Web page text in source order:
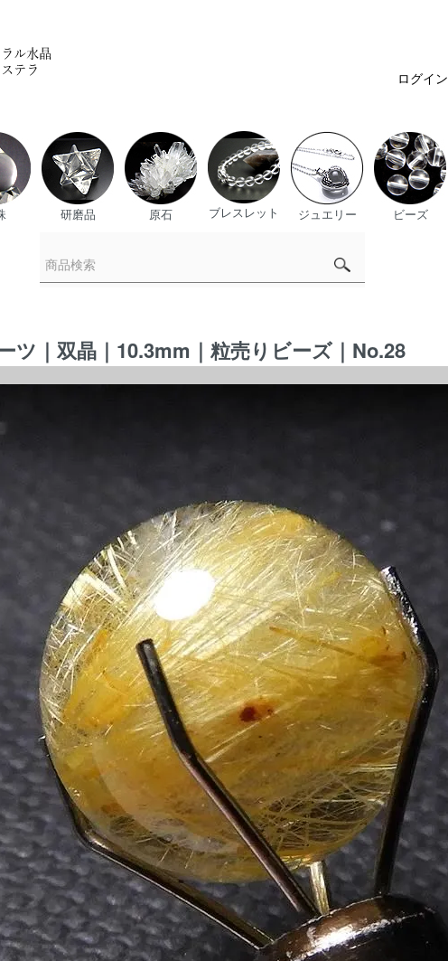
ログイン
研磨品 原石 ブレスレット ジュエリー ビーズ
ツ｜双晶｜10.3mm｜粒売りビーズ｜No.28